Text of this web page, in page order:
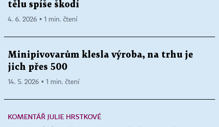
tělu spíše škodí
4. 6. 2026 ▪ 1 min. čtení
Minipivovarům klesla výroba, na trhu je
jich přes 500
14. 5. 2026 ▪ 1 min. čtení
KOMENTÁŘ JULIE HRSTKOVÉ